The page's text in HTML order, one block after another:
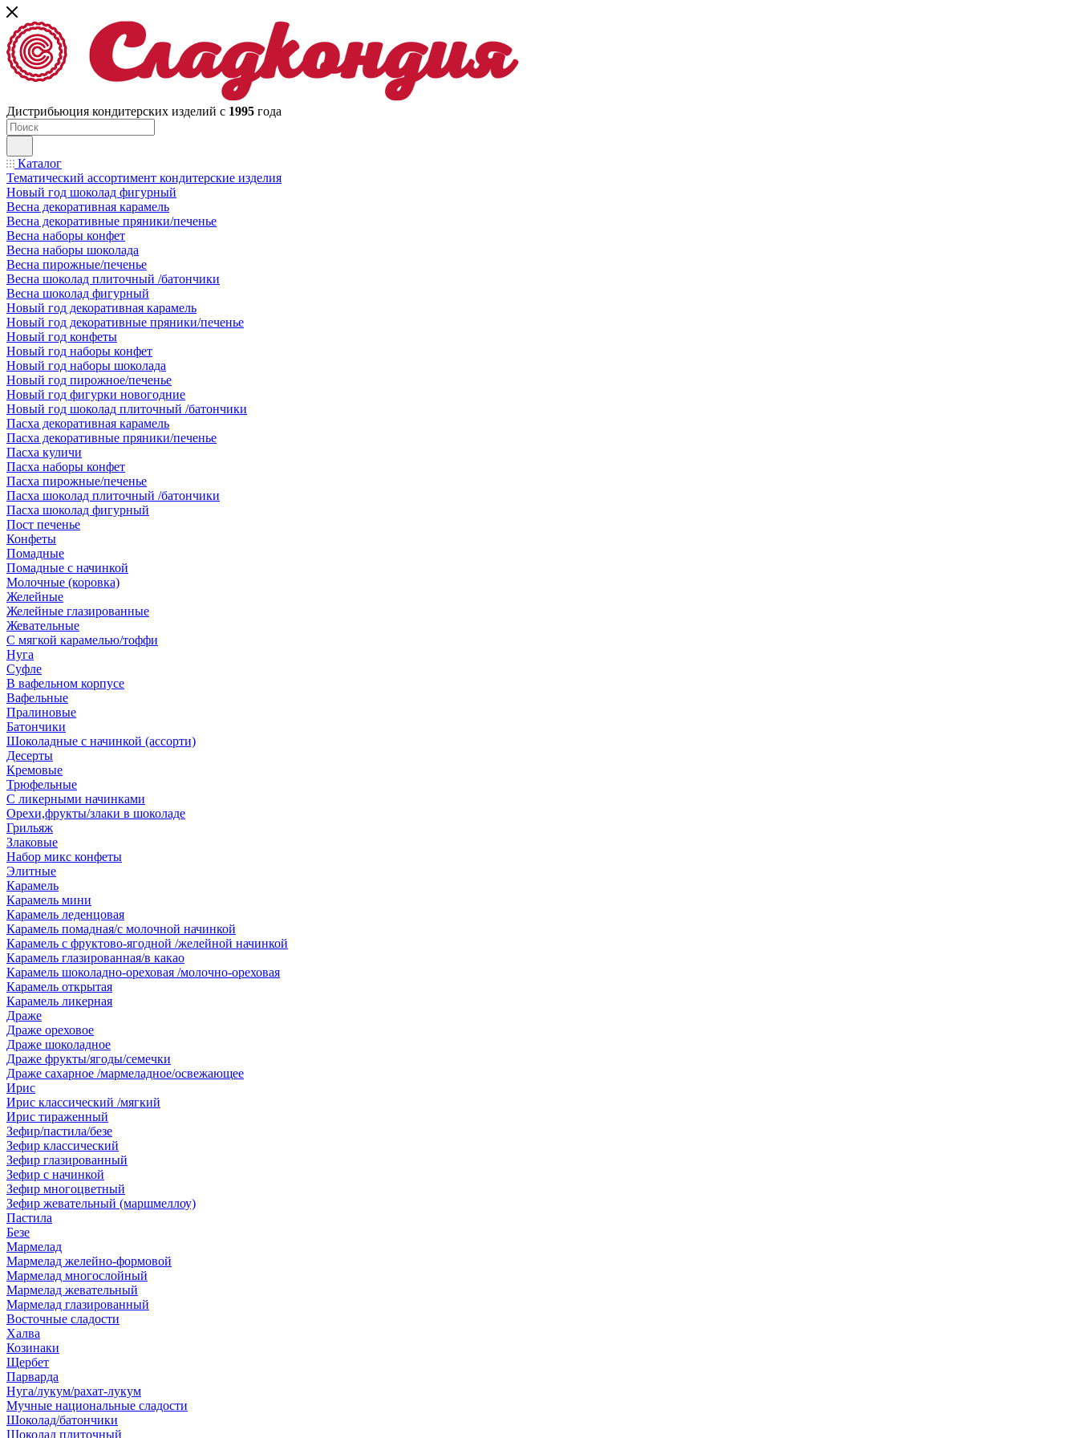
Дистрибьюция кондитерских изделий с 1995 года
Каталог
Тематический ассортимент кондитерские изделия
Новый год шоколад фигурный
Весна декоративная карамель
Весна декоративные пряники/печенье
Весна наборы конфет
Весна наборы шоколада
Весна пирожные/печенье
Весна шоколад плиточный /батончики
Весна шоколад фигурный
Новый год декоративная карамель
Новый год декоративные пряники/печенье
Новый год конфеты
Новый год наборы конфет
Новый год наборы шоколада
Новый год пирожное/печенье
Новый год фигурки новогодние
Новый год шоколад плиточный /батончики
Пасха декоративная карамель
Пасха декоративные пряники/печенье
Пасха куличи
Пасха наборы конфет
Пасха пирожные/печенье
Пасха шоколад плиточный /батончики
Пасха шоколад фигурный
Пост печенье
Конфеты
Помадные
Помадные с начинкой
Молочные (коровка)
Желейные
Желейные глазированные
Жевательные
С мягкой карамелью/тоффи
Нуга
Суфле
В вафельном корпусе
Вафельные
Пралиновые
Батончики
Шоколадные с начинкой (ассорти)
Десерты
Кремовые
Трюфельные
С ликерными начинками
Орехи,фрукты/злаки в шоколаде
Грильяж
Злаковые
Набор микс конфеты
Элитные
Карамель
Карамель мини
Карамель леденцовая
Карамель помадная/с молочной начинкой
Карамель с фруктово-ягодной /желейной начинкой
Карамель глазированная/в какао
Карамель шоколадно-ореховая /молочно-ореховая
Карамель открытая
Карамель ликерная
Драже
Драже ореховое
Драже шоколадное
Драже фрукты/ягоды/семечки
Драже сахарное /мармеладное/освежающее
Ирис
Ирис классический /мягкий
Ирис тираженный
Зефир/пастила/безе
Зефир классический
Зефир глазированный
Зефир с начинкой
Зефир многоцветный
Зефир жевательный (маршмеллоу)
Пастила
Безе
Мармелад
Мармелад желейно-формовой
Мармелад многослойный
Мармелад жевательный
Мармелад глазированный
Восточные сладости
Халва
Козинаки
Щербет
Парварда
Нуга/лукум/рахат-лукум
Мучные национальные сладости
Шоколад/батончики
Шоколад плиточный